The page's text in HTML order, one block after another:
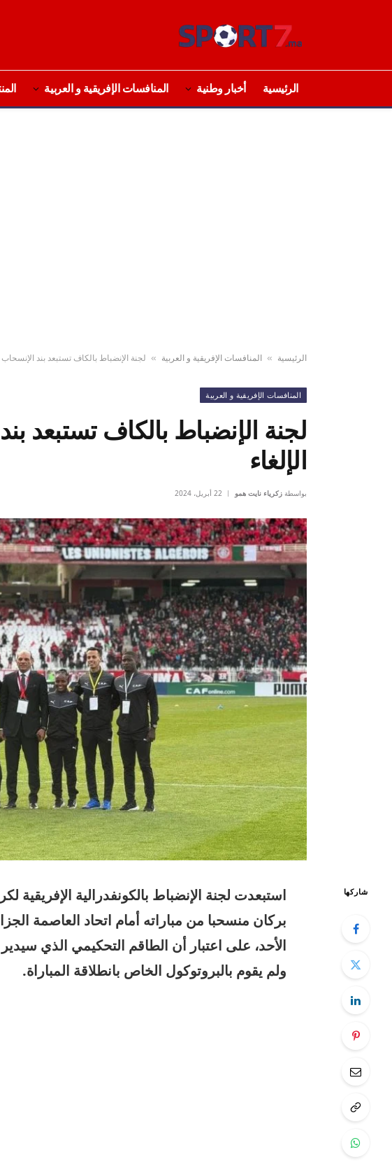
الرئيسية أخبار وطنية المنافسات الإفريقية و العربية
الرئيسية » المنافسات الإفريقية و العربية » لجنة الإنضباط بالكاف تستبعد بند
المنافسات الإفريقية و العربية
لجنة الإنضباط بالكاف تستبعد
الإلغاء
بواسطة زكرياء نايت همو 22 أبريل، 2024
شاركها
استبعدت لجنة الإنضباط بالكونفدرالية الإفريقية
بركان منسحبا من مباراته أمام اتحاد العاصمة
الأحد، على اعتبار أن الطاقم التحكيمي الذي
ولم يقوم بالبروتوكول الخاص بانطلاقة المباراة.